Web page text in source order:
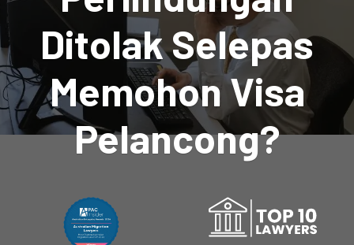
Ditolak Selepas
Memohon Visa
Pelancong?